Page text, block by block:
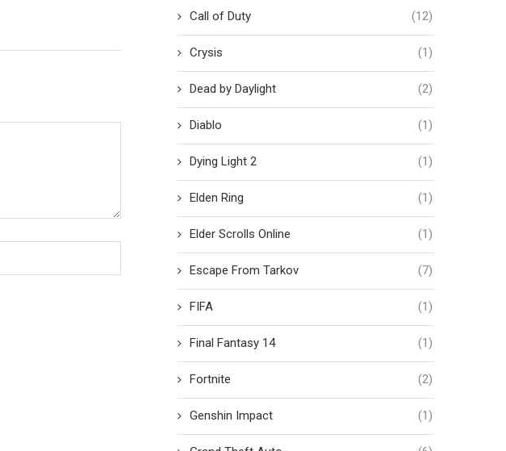
Call of Duty (12)
Crysis (1)
Dead by Daylight (2)
Diablo (1)
Dying Light 2 (1)
Elden Ring (1)
Elder Scrolls Online (1)
Escape From Tarkov (7)
FIFA (1)
Final Fantasy 14 (1)
Fortnite (2)
Genshin Impact (1)